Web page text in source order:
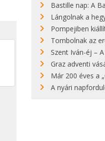
Bastille nap: A Bastille
Lángolnak a
Pompejiben kiállították az
Tombolnak az
Szent Iván-éj –
Graz adventi
Már 200 éves a
A nyári napforduló éjjelén